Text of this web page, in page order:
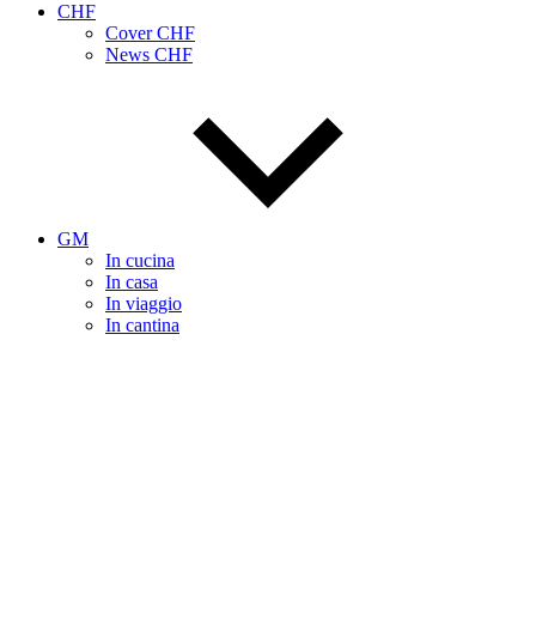
CHF
Cover CHF
News CHF
GM
In cucina
In casa
In viaggio
In cantina